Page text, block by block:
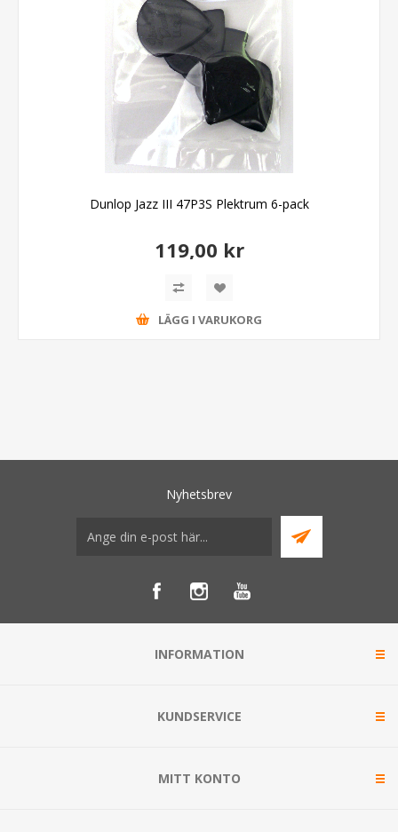
Dunlop Jazz III 47P3S Plektrum 6-pack
119,00 kr
LÄGG I VARUKORG
Nyhetsbrev
INFORMATION
KUNDSERVICE
MITT KONTO